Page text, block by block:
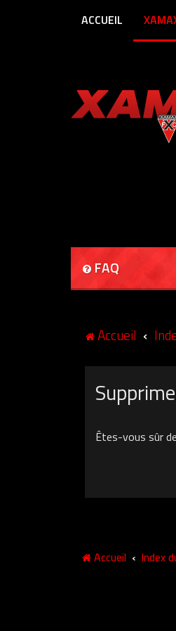
ACCUEIL
FAQ
Accueil
Êtes-vous sûr
Accueil Index